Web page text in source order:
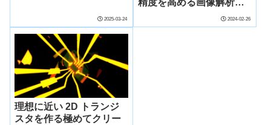
2025-03-24
精度を高める画像解析技
術を開発～ AIの活用によ
りデバイス微細化に伴う
2024-02-26
理想に近い 2D トランジ
スタを作る極めてクリー